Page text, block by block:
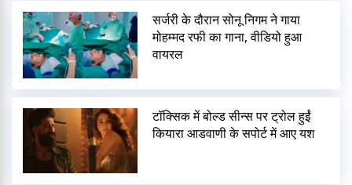
सर्जरी के दौरान सोनू निगम ने गाया
मोहम्मद रफी का गाना, वीडियो हुआ
वायरल
टॉक्सिक में बोल्ड सीन्स पर ट्रोल हुईं
कियारा आडवाणी के सपोर्ट में आए यश